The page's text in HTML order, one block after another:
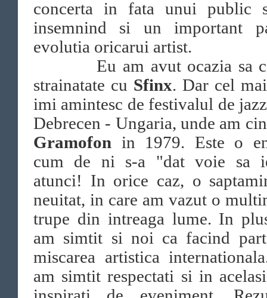
concerta in fata unui public
insemnind si un important
evolutia oricarui artist.
Eu am avut ocazia sa
strainatate cu Sfinx. Dar cel
imi amintesc de festivalul de
Debrecen - Ungaria, unde am
Gramofon in 1979. Este o
cum de ni s-a "dat voie sa
atunci! In orice caz, o
neuitat, in care am vazut o
trupe din intreaga lume. In
am simtit si noi ca facind
miscarea artistica
am simtit respectati si in